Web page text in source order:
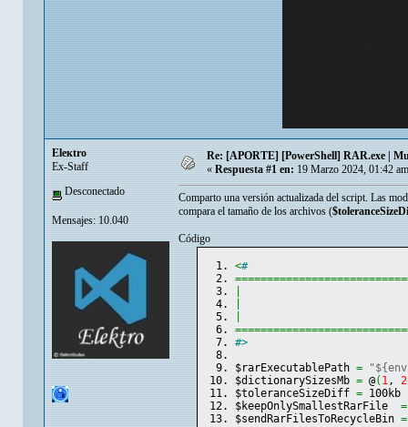
Eleкtro
Ex-Staff
Desconectado
Mensajes: 10.040
Re: [APORTE] [PowerShell] RAR.exe |
« Respuesta #1 en: 19 Marzo 2024, 01:42
Comparto una versión actualizada del script. Las
compara el tamaño de los archivos (
Código
<#
#>
$rarExecutablePath =
$dictionarySizesMb = @( 1, 2
$toleranceSizeDiff = 100kb
$keepOnlySmallestRarFile =
$sendRarFilesToRecycleBin =